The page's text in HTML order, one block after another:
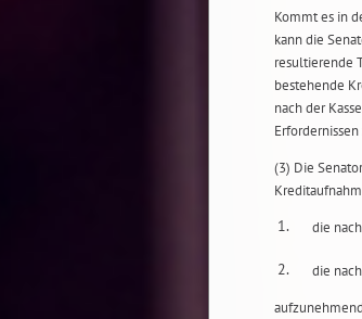
Kommt es in
kann die
resultierende
bestehende
nach der
(3) Die
1. die
2.
die